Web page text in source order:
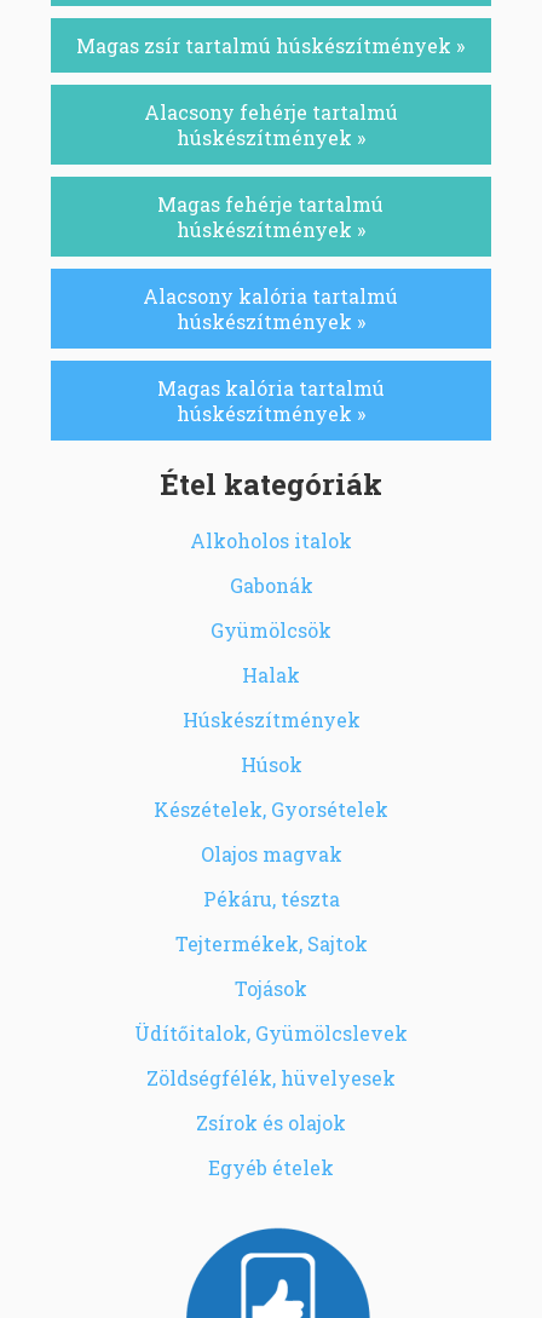
Magas zsír tartalmú húskészítmények »
Alacsony fehérje tartalmú
húskészítmények »
Magas fehérje tartalmú
húskészítmények »
Alacsony kalória tartalmú
húskészítmények »
Magas kalória tartalmú
húskészítmények »
Étel kategóriák
Alkoholos italok
Gabonák
Gyümölcsök
Halak
Húskészítmények
Húsok
Készételek, Gyorsételek
Olajos magvak
Pékáru, tészta
Tejtermékek, Sajtok
Tojások
Üdítőitalok, Gyümölcslevek
Zöldségfélék, hüvelyesek
Zsírok és olajok
Egyéb ételek